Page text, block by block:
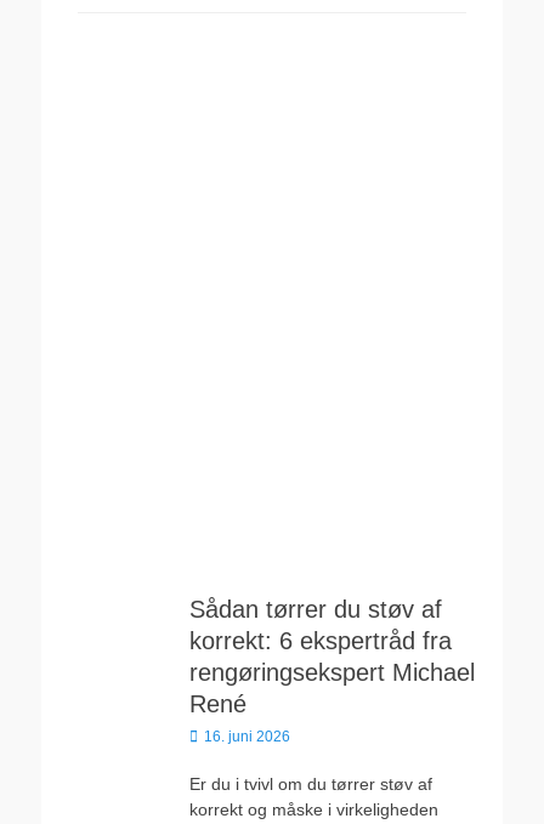
Sådan tørrer du støv af
korrekt: 6 ekspertråd fra
rengøringsekspert Michael
René
Udgivet
16. juni 2026
Er du i tvivl om du tørrer støv af
korrekt og måske i virkeligheden